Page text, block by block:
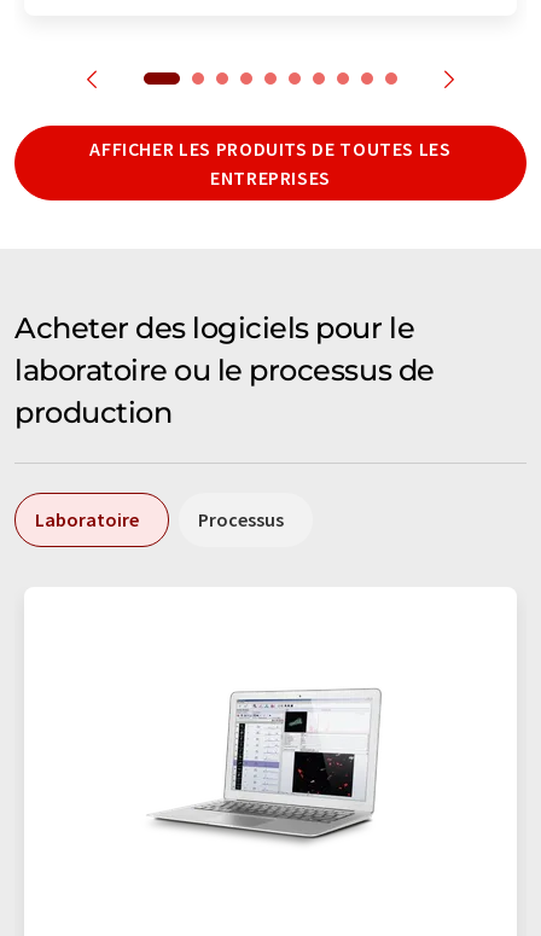
AFFICHER LES PRODUITS DE TOUTES LES
ENTREPRISES
Acheter des logiciels pour le
laboratoire ou le processus de
production
Laboratoire Processus